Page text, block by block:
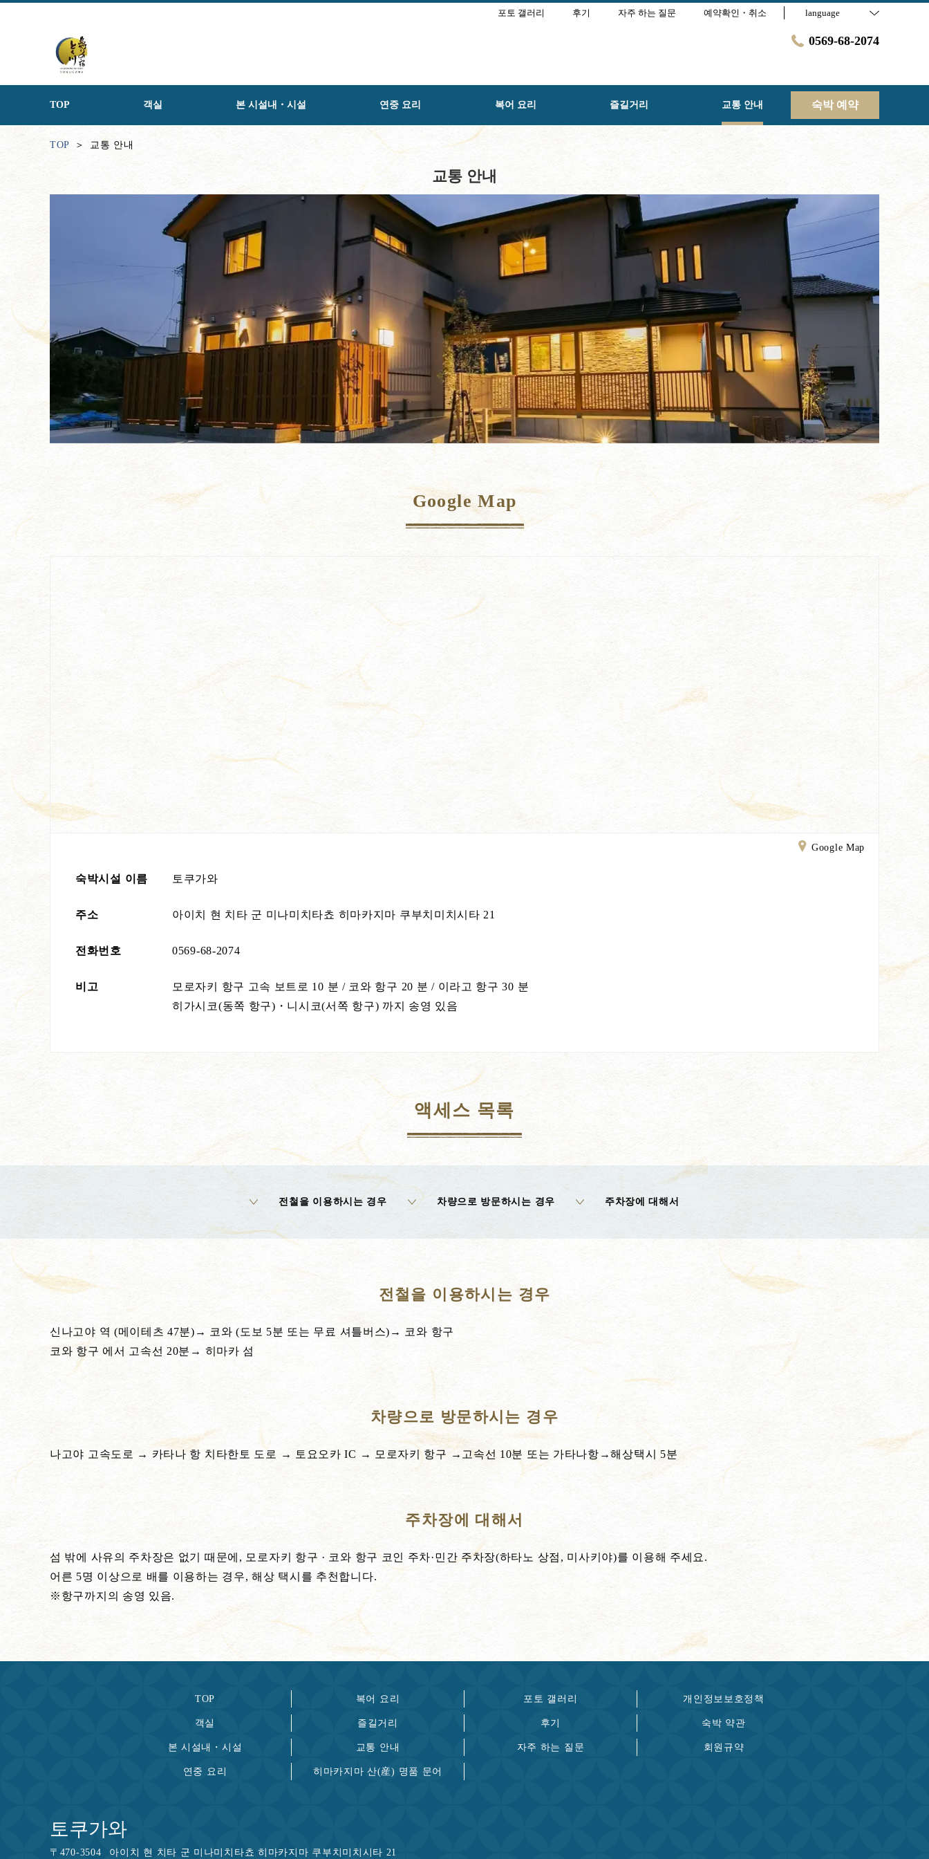
포토 갤러리 후기 자주 하는 질문 예약확인・취소 language
0569-68-2074
TOP 객실 본 시설내・시설 연중 요리 복어 요리 즐길거리 교통 안내 숙박 예약
TOP 교통 안내
교통 안내
Google Map
Google Map
숙박시설 이름 토쿠가와
주소 아이치 현 치타 군 미나미치타쵸 히마카지마 쿠부치미치시타 21
전화번호 0569-68-2074
비고
모로자키 항구 고속 보트로 10 분 / 코와 항구 20 분 / 이라고 항구 30 분
히가시코(동쪽 항구)・니시코(서쪽 항구) 까지 송영 있음
액세스 목록
전철을 이용하시는 경우 차량으로 방문하시는 경우 주차장에 대해서
전철을 이용하시는 경우
신나고야 역 (메이테츠 47분)→ 코와 (도보 5분 또는 무료 셔틀버스)→ 코와 항구
코와 항구 에서 고속선 20분→ 히마카 섬
차량으로 방문하시는 경우
나고야 고속도로 → 카타나 항 치타한토 도로 → 토요오카 IC → 모로자키 항구 →고속선 10분 또는 가타나항→해상택시 5분
주차장에 대해서
섬 밖에 사유의 주차장은 없기 때문에, 모로자키 항구 · 코와 항구 코인 주차·민간 주차장(하타노 상점, 미사키야)를 이용해 주세요.
어른 5명 이상으로 배를 이용하는 경우, 해상 택시를 추천합니다.
※항구까지의 송영 있음.
TOP
객실
본 시설내・시설
연중 요리
복어 요리
즐길거리
교통 안내
히마카지마 산(産) 명품 문어
포토 갤러리
후기
자주 하는 질문
개인정보보호정책
숙박 약관
회원규약
토쿠가와
〒 470-3504 아이치 현 치타 군 미나미치타쵸 히마카지마 쿠부치미치시타 21